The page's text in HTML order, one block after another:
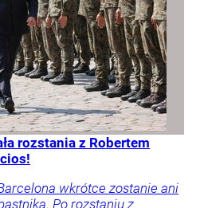
rozstania z Robertem
wkrótce zostanie ani
Po rozstaniu z